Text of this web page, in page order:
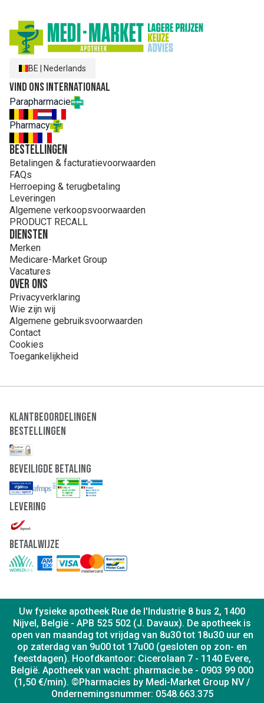
BE Nederlands
Vind ons internationaal
Parapharmacie
Pharmacy
Bestellingen
Betalingen & facturatievoorwaarden
FAQs
Herroeping & terugbetaling
Leveringen
Algemene verkoopsvoorwaarden
PRODUCT RECALL
Diensten
Merken
Medicare-Market Group
Vacatures
Over ons
Privacyverklaring
Wie zijn wij
Algemene gebruiksvoorwaarden
Contact
Cookies
Toegankelijkheid
Klantbeoordelingen
Bestellingen
Beveiligde Betaling
Levering
Betaalwijze
Uw fysieke apotheek Rue de l'Industrie 8 bus 2, 1400
Nijvel, België - APB 525 502 (J. Davaux). De apotheek is
open van maandag tot vrijdag van 8u30 tot 18u30 uur en
op zaterdag van 9u00 tot 17u00 (gesloten op zon- en
feestdagen). Hoofdkantoor: Cicerolaan 7 - 1140 Evere,
België. Apotheek van wacht: pharmacie.be - 0903 99 000
(1,50 €/min). ©Pharmacies by Medi-Market Group NV /
Ondernemingsnummer: 0548.663.375